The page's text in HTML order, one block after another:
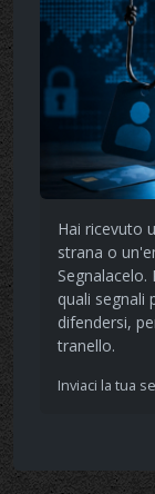
Hai ricevuto
strana o
quali segnali
difendersi,
tranello.
Inviaci la tua